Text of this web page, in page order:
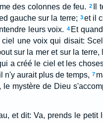
des colonnes de feu. 2
Il
gauche sur la terre; 3et il
leurs voix. 4 Et
une voix qui disait:
sur la mer et sur la terre,
a créé le ciel et les
n'y aurait plus de temps, 7
mystère de Dieu
et dit: Va, prends le petit